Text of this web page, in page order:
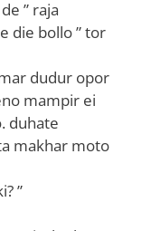
” raja
die bollo ” tor
dudur opor
mampir ei
duhate
makhar moto
”